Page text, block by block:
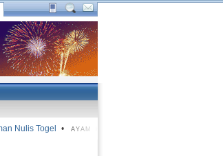
Togel • AYAM KINANTAN